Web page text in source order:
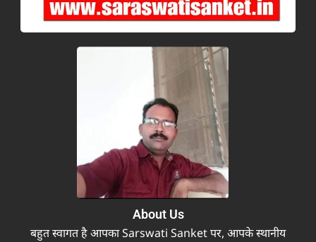
About Us
बहुत स्वागत है आपका Sarswati Sanket पर, आपके स्थानीय